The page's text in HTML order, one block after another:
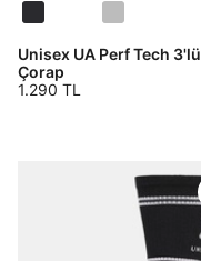
Unisex UA Perf Tech 3'lü
Çorap
1.290 TL